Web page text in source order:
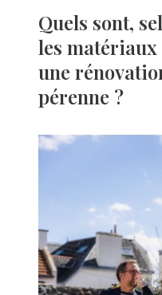
Quels sont,
les
une
pérenne ?